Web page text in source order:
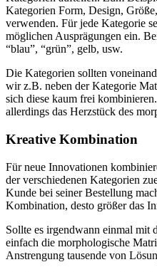
Kategorien Form, Design,
verwenden. Für jede Kategorie
möglichen Ausprägungen ein.
“blau”, “grün”, gelb, usw.
Die Kategorien sollten
wir z.B. neben der Kategorie
sich diese kaum frei
allerdings das Herzstück des
Kreative Kombination
Für neue Innovationen
der verschiedenen Kategorien
Kunde bei seiner Bestellung
Kombination, desto größer das
Sollte es irgendwann einmal mit
einfach die morphologische
Anstrengung tausende von